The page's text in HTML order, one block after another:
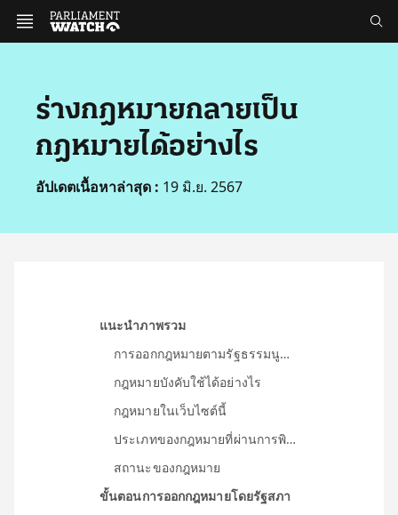
ร่างกฎหมายกลายเป็น
กฎหมายได้อย่างไร
อัปเดตเนื้อหาล่าสุด : 19 มิ.ย. 2567
แนะนำภาพรวม
การออกกฎหมายตามรัฐธรรมนูญ 2560
กฎหมายบังคับใช้ได้อย่างไร
กฎหมายในเว็บไซต์นี้
ประเภทของกฎหมายที่ผ่านการพิจารณาโดยรัฐสภา
สถานะของกฎหมาย
ขั้นตอนการออกกฎหมายโดยรัฐสภา